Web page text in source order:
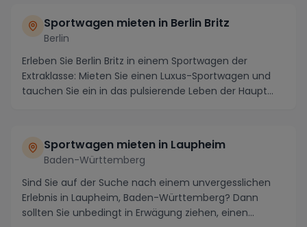
Sportwagen mieten in Berlin Britz
Berlin
Erleben Sie Berlin Britz in einem Sportwagen der
Extraklasse: Mieten Sie einen Luxus-Sportwagen und
tauchen Sie ein in das pulsierende Leben der Haupt...
Sportwagen mieten in Laupheim
Baden-Württemberg
Sind Sie auf der Suche nach einem unvergesslichen
Erlebnis in Laupheim, Baden-Württemberg? Dann
sollten Sie unbedingt in Erwägung ziehen, einen